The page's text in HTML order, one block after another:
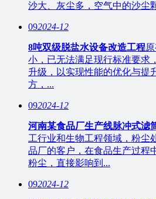
沙大、灰尘多，空气中的沙尘
092024-12
8吨双级脱盐水设备改造工程
小，已无法满足现行标准要求
升级，以实现性能的优化与提
方，...
092024-12
河南某食品厂生产线脉冲式滤
工行业和生物工程领域，粉尘
品厂的客户，在食品生产过程
粉尘，直接影响到...
092024-12